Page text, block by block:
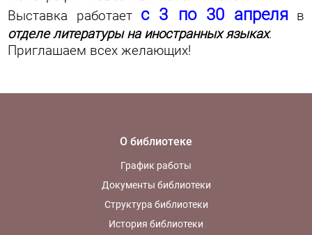
Выставка работает с 3 по 30 апреля
в
отделе литературы на иностранных языках.
Приглашаем всех желающих!
О библиотеке
График работы
Документы библиотеки
Структура библиотеки
История библиотеки